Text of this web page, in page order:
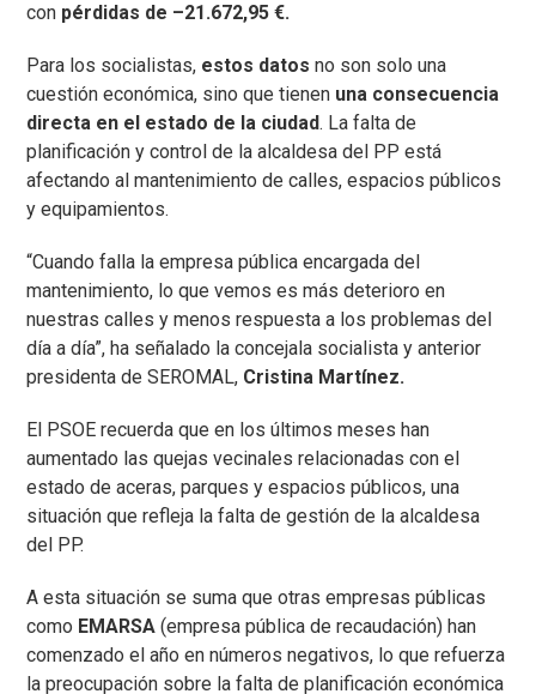
con pérdidas de –21.672,95 €.
Para los socialistas, estos datos no son solo una
cuestión económica, sino que tienen una consecuencia
directa en el estado de la ciudad. La falta de
planificación y control de la alcaldesa del PP está
afectando al mantenimiento de calles, espacios públicos
y equipamientos.
“Cuando falla la empresa pública encargada del
mantenimiento, lo que vemos es más deterioro en
nuestras calles y menos respuesta a los problemas del
día a día”, ha señalado la concejala socialista y anterior
presidenta de SEROMAL, Cristina Martínez.
El PSOE recuerda que en los últimos meses han
aumentado las quejas vecinales relacionadas con el
estado de aceras, parques y espacios públicos, una
situación que refleja la falta de gestión de la alcaldesa
del PP.
A esta situación se suma que otras empresas públicas
como EMARSA (empresa pública de recaudación) han
comenzado el año en números negativos, lo que refuerza
la preocupación sobre la falta de planificación económica